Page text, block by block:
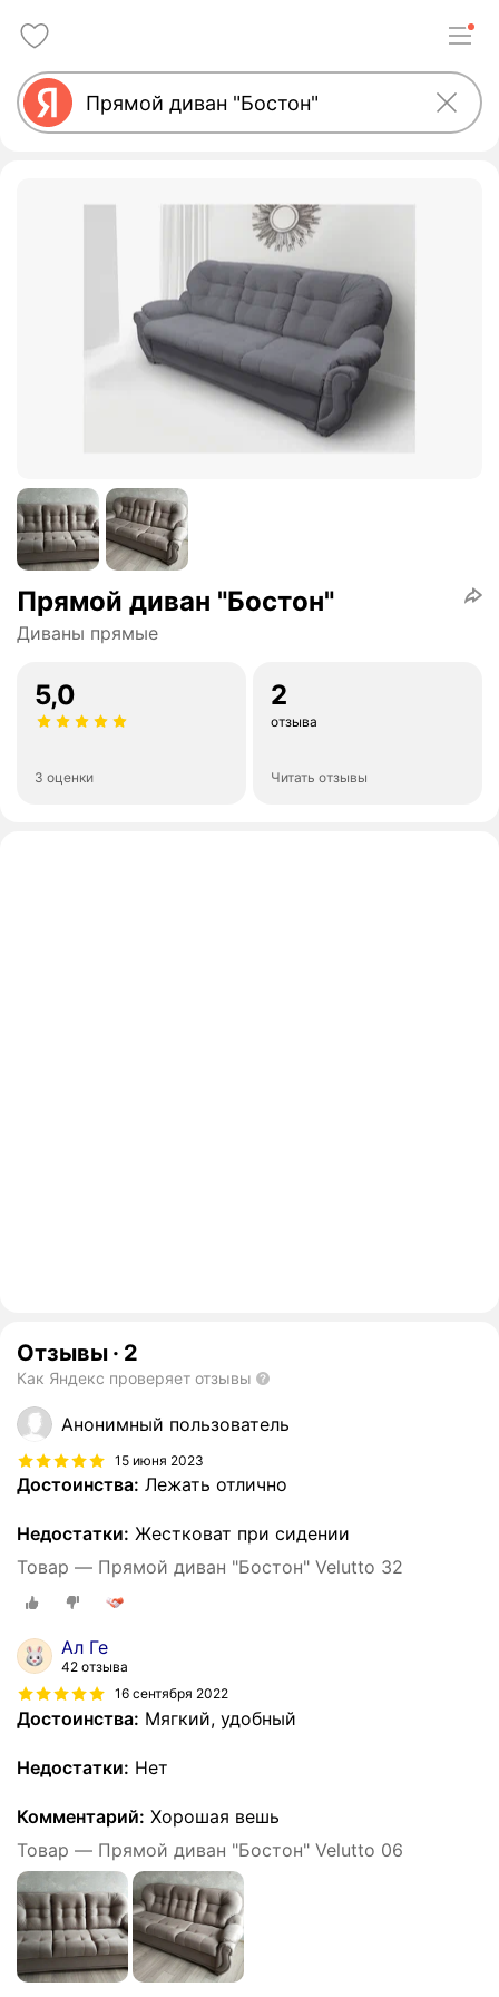
Прямой диван "Бостон"
Диваны прямые
5,0
3 оценки
2
отзыва
Читать отзывы
Отзывы · 2
Как Яндекс проверяет отзывы
Анонимный пользователь
15 июня 2023
Достоинства: Лежать отлично
Недостатки: Жестковат при сидении
Товар — Прямой диван "Бостон" Velutto 32
Ал Ге
42 отзыва
16 сентября 2022
Достоинства: Мягкий, удобный
Недостатки: Нет
Комментарий: Хорошая вешь
Товар — Прямой диван "Бостон" Velutto 06